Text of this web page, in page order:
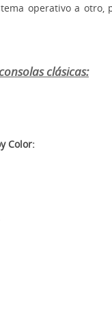
operativo a otro,
clásicas:
Color: